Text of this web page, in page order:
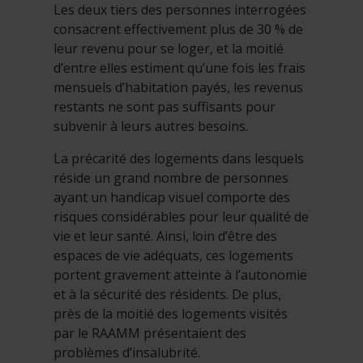
Les deux tiers des personnes interrogées
consacrent effectivement plus de 30 % de
leur revenu pour se loger, et la moitié
d’entre elles estiment qu’une fois les frais
mensuels d’habitation payés, les revenus
restants ne sont pas suffisants pour
subvenir à leurs autres besoins.
La précarité des logements dans lesquels
réside un grand nombre de personnes
ayant un handicap visuel comporte des
risques considérables pour leur qualité de
vie et leur santé. Ainsi, loin d’être des
espaces de vie adéquats, ces logements
portent gravement atteinte à l’autonomie
et à la sécurité des résidents. De plus,
près de la moitié des logements visités
par le RAAMM présentaient des
problèmes d’insalubrité.